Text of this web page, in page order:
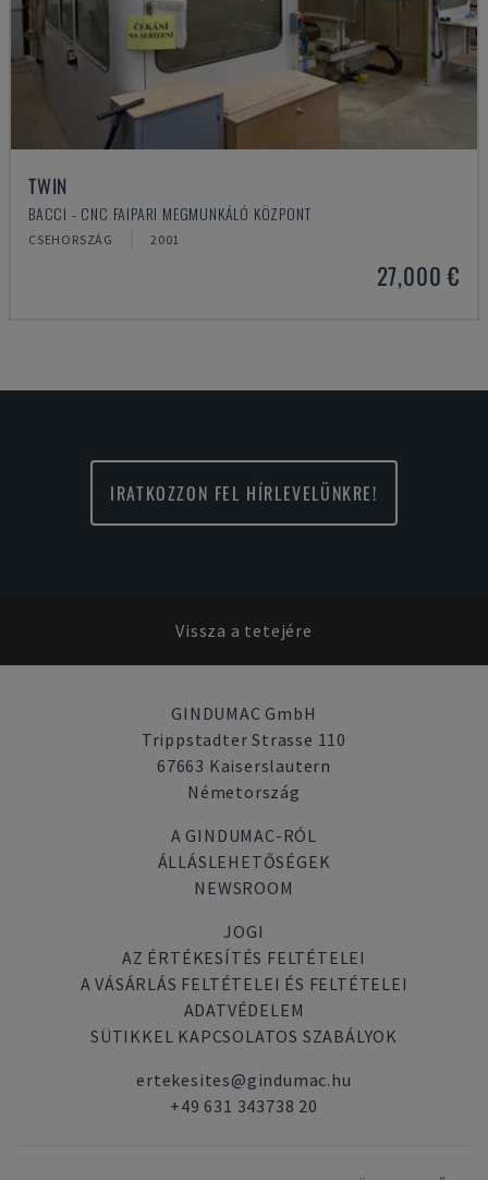
TWIN
BACCI - CNC FAIPARI MEGMUNKÁLÓ KÖZPONT
CSEHORSZÁG 2001
27,000 €
IRATKOZZON FEL HÍRLEVELÜNKRE!
Vissza a tetejére
GINDUMAC GmbH
Trippstadter Strasse 110
67663 Kaiserslautern
Németország
A GINDUMAC-RÓL
ÁLLÁSLEHETŐSÉGEK
NEWSROOM
JOGI
AZ ÉRTÉKESÍTÉS FELTÉTELEI
A VÁSÁRLÁS FELTÉTELEI ÉS FELTÉTELEI
ADATVÉDELEM
SÜTIKKEL KAPCSOLATOS SZABÁLYOK
ertekesites@gindumac.hu
+49 631 343738 20